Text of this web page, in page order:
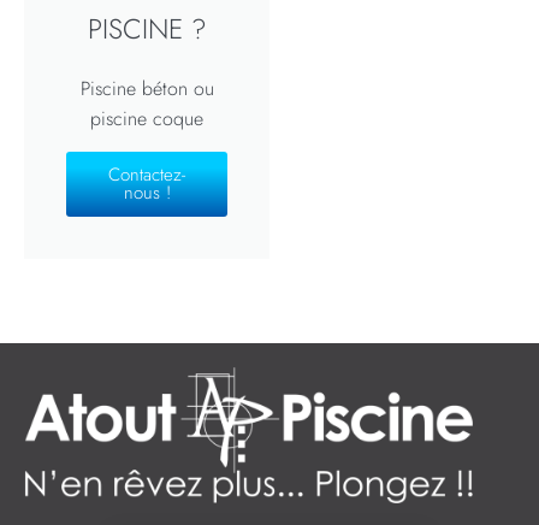
PISCINE ?
Piscine béton ou
piscine coque
Contactez-
nous !